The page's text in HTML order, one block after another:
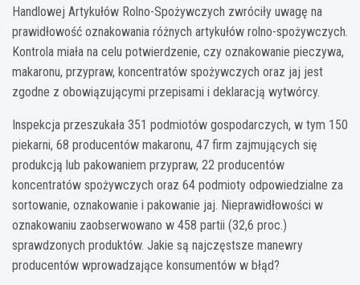
Handlowej Artykułów Rolno-Spożywczych zwróciły uwagę na
prawidłowość oznakowania różnych artykułów rolno-spożywczych.
Kontrola miała na celu potwierdzenie, czy oznakowanie pieczywa,
makaronu, przypraw, koncentratów spożywczych oraz jaj jest
zgodne z obowiązującymi przepisami i deklaracją wytwórcy.
Inspekcja przeszukała 351 podmiotów gospodarczych, w tym 150
piekarni, 68 producentów makaronu, 47 firm zajmujących się
produkcją lub pakowaniem przypraw, 22 producentów
koncentratów spożywczych oraz 64 podmioty odpowiedzialne za
sortowanie, oznakowanie i pakowanie jaj. Nieprawidłowości w
oznakowaniu zaobserwowano w 458 partii (32,6 proc.)
sprawdzonych produktów. Jakie są najczęstsze manewry
producentów wprowadzające konsumentów w błąd?